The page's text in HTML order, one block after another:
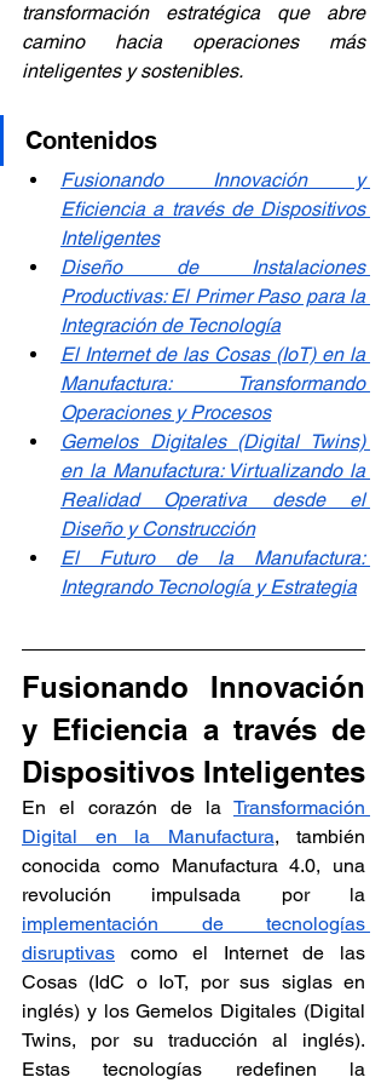
transformación estratégica que abre
camino hacia operaciones más
inteligentes y sostenibles.
Contenidos
Fusionando Innovación y
Eficiencia a través de Dispositivos
Inteligentes
Diseño de Instalaciones
Productivas: El Primer Paso para la
Integración de Tecnología
El Internet de las Cosas (IoT) en la
Manufactura: Transformando
Operaciones y Procesos
Gemelos Digitales (Digital Twins)
en la Manufactura: Virtualizando la
Realidad Operativa desde el
Diseño y Construcción
El Futuro de la Manufactura:
Integrando Tecnología y Estrategia
Fusionando Innovación
y Eficiencia a través de
Dispositivos Inteligentes
En el corazón de la Transformación
Digital en la Manufactura, también
conocida como Manufactura 4.0, una
implementación de tecnologías
disruptivas como el Internet de las
Cosas (IdC o IoT, por sus siglas en
inglés) y los Gemelos Digitales (Digital
Twins, por su traducción al inglés).
Estas tecnologías redefinen la